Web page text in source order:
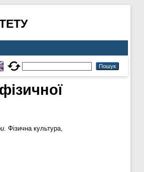
Фізична культура,